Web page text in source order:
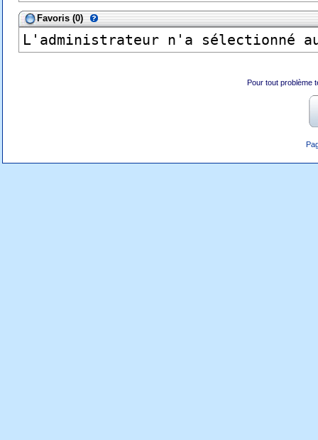
Favoris ‎(0)‎
L'administrateur n'a sélectionné
Pour tout problème